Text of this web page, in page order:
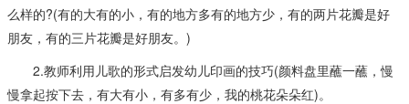
么样的?(有的大有的小，有的地方多有的地方少，有的两片花瓣是好
朋友，有的三片花瓣是好朋友。)
2.教师利用儿歌的形式启发幼儿印画的技巧(颜料盘里蘸一蘸，慢
慢拿起按下去，有大有小，有多有少，我的桃花朵朵红)。